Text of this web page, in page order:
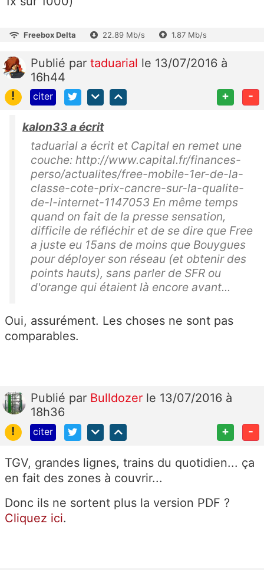
Freebox Delta 22.89 Mb/s 1.87 Mb/s
Publié par taduarial le 13/07/2016 à
16h44
!
citer + -
kalon33 a écrit
taduarial a écrit et Capital en remet une
couche: http://www.capital.fr/finances-
perso/actualites/free-mobile-1er-de-la-
classe-cote-prix-cancre-sur-la-qualite-
de-l-internet-1147053 En même temps
quand on fait de la presse sensation,
difficile de réfléchir et de se dire que Free
a juste eu 15ans de moins que Bouygues
pour déployer son réseau (et obtenir des
points hauts), sans parler de SFR ou
d'orange qui étaient là encore avant...
Oui, assurément. Les choses ne sont pas
comparables.
Publié par Bulldozer le 13/07/2016 à
18h36
!
citer + -
TGV, grandes lignes, trains du quotidien... ça
en fait des zones à couvrir...
Donc ils ne sortent plus la version PDF ?
Cliquez ici.